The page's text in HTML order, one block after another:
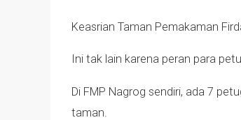
Keasrian Taman Pemakaman
Ini tak lain karena peran para
Di FMP Nagrog sendiri, ada 7
taman.